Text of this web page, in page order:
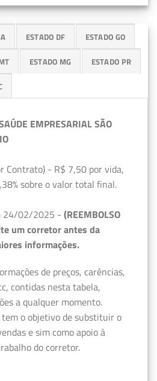
ESTADO DF ESTADO GO
ESTADO MG ESTADO PR
EMPRESARIAL SÃO
Contrato) - R$ 7,50 por vida,
sobre o valor total final.
24/02/2025 - (REEMBOLSO
um corretor antes da
informações.
de preços, carências,
contidas nesta tabela,
a qualquer momento.
o objetivo de substituir o
e sim como apoio à
do corretor.